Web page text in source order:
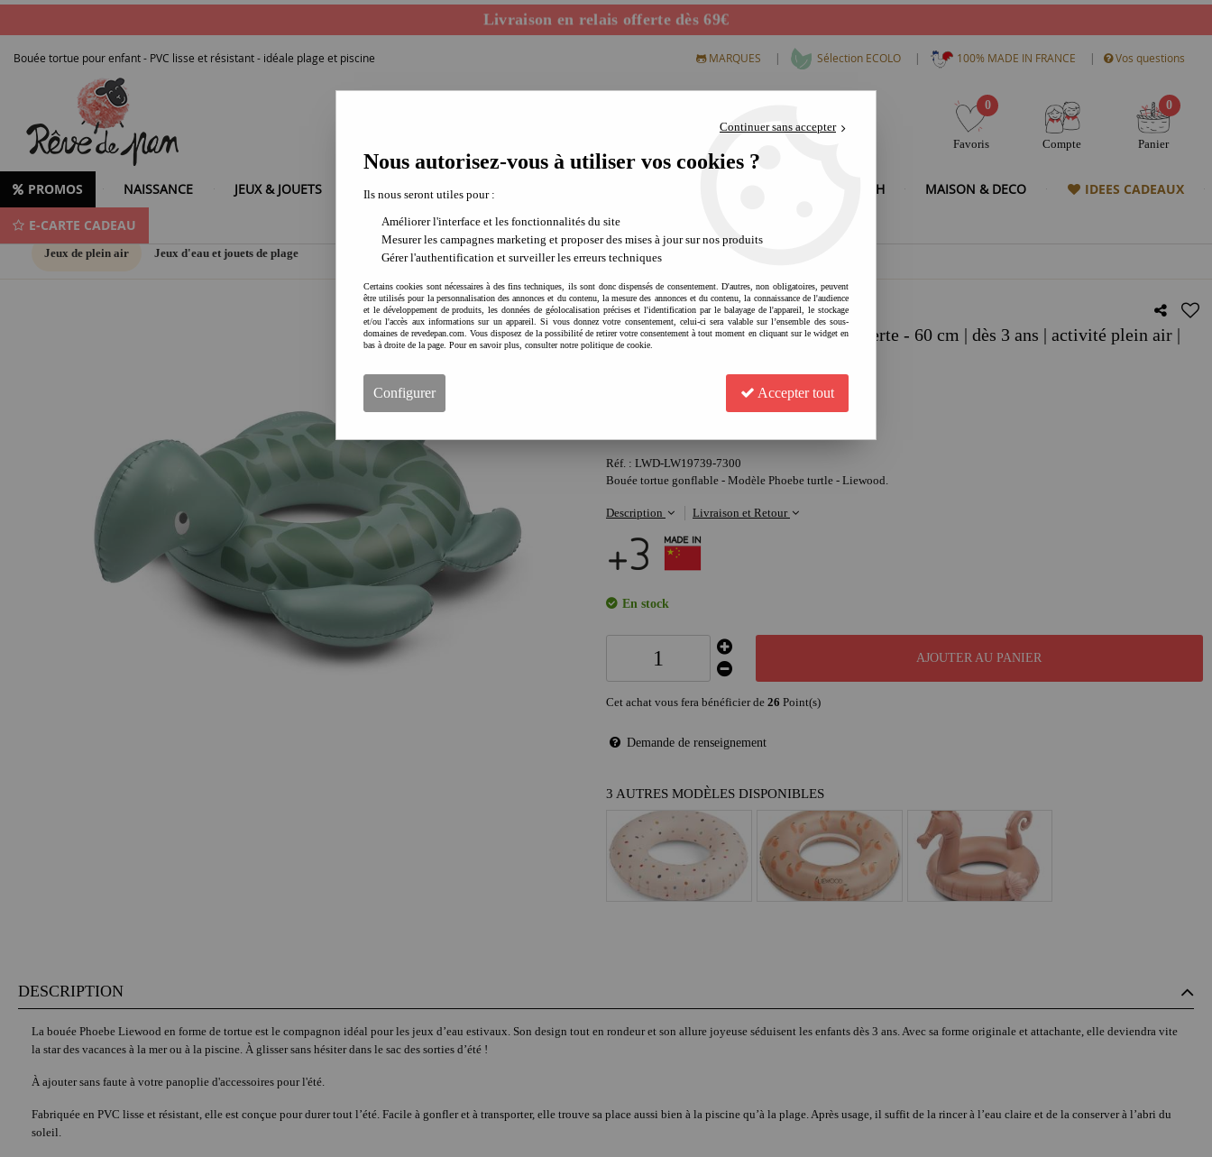
Livraison en relais offerte dès 69€
Bouée tortue pour enfant - PVC lisse et résistant - idéale plage et piscine MARQUES | Sélection ECOLO | 100% MADE IN FRANCE | Vos questions
0
Favoris Compte
0
Panier
PROMOS NAISSANCE JEUX & JOUETS LOISIRS CREATIFS MODE & HIGH TECH MAISON & DECO IDEES CADEAUX
E-CARTE CADEAU
Jeux de plein air Jeux d'eau et jouets de plage
LIEWOOD Bouée tortue Phoebe - Verte - 60 cm | dès 3 ans | activité plein air |
facile à transporter | jeu de plage
Réf. : LWD-LW19739-7300
Bouée tortue gonflable - Modèle Phoebe turtle - Liewood.
Description Livraison et Retour
En stock
AJOUTER AU PANIER
Cet achat vous fera bénéficier de 26 Point(s)
Demande de renseignement
3 AUTRES MODÈLES DISPONIBLES
DESCRIPTION
La bouée Phoebe Liewood en forme de tortue est le compagnon idéal pour les jeux d’eau estivaux. Son design tout en rondeur et son allure joyeuse séduisent les enfants dès 3 ans. Avec sa forme originale et attachante, elle deviendra vite
la star des vacances à la mer ou à la piscine. À glisser sans hésiter dans le sac des sorties d’été !
À ajouter sans faute à votre panoplie d'accessoires pour l'été.
Fabriquée en PVC lisse et résistant, elle est conçue pour durer tout l’été. Facile à gonfler et à transporter, elle trouve sa place aussi bien à la piscine qu’à la plage. Après usage, il suffit de la rincer à l’eau claire et de la conserver à l’abri du
soleil.
Continuer sans accepter
Nous autorisez-vous à utiliser vos cookies ?
Ils nous seront utiles pour :
Améliorer l'interface et les fonctionnalités du site
Mesurer les campagnes marketing et proposer des mises à jour sur nos produits
Gérer l'authentification et surveiller les erreurs techniques
Certains cookies sont nécessaires à des fins techniques, ils sont donc dispensés de consentement. D'autres, non obligatoires, peuvent
être utilisés pour la personnalisation des annonces et du contenu, la mesure des annonces et du contenu, la connaissance de l'audience
et le développement de produits, les données de géolocalisation précises et l'identification par le balayage de l'appareil, le stockage
et/ou l'accès aux informations sur un appareil. Si vous donnez votre consentement, celui-ci sera valable sur l’ensemble des sous-
domaines de revedepan.com. Vous disposez de la possibilité de retirer votre consentement à tout moment en cliquant sur le widget en
bas à droite de la page. Pour en savoir plus, consulter notre politique de cookie.
Configurer Accepter tout